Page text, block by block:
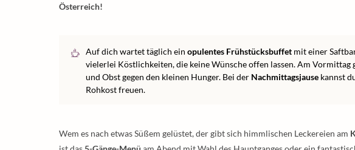
Österreich!
Auf dich wartet täglich ein opulentes Frühstücksbuffet mit einer
vielerlei Köstlichkeiten, die keine Wünsche offen lassen. Am Vormittag
und Obst gegen den kleinen Hunger. Bei der Nachmittagsjause kannst
Rohkost freuen.
Wem es nach etwas Süßem gelüstet, der gibt sich himmlischen Leckereien am